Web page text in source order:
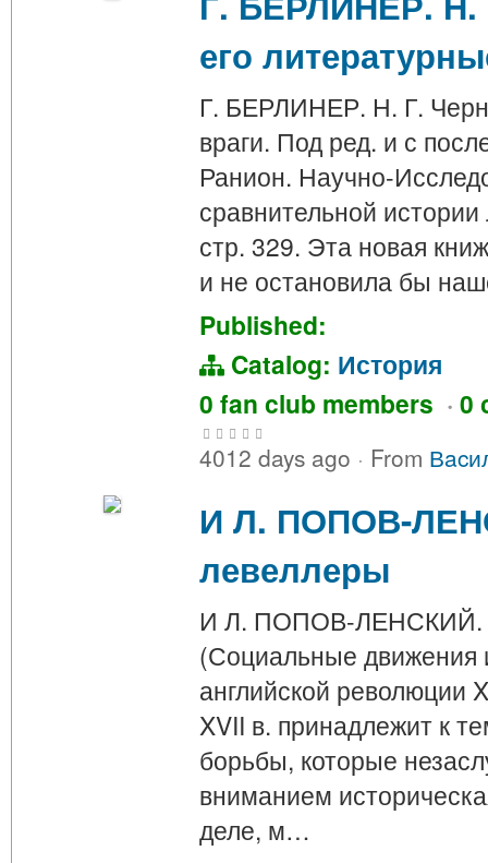
его
Г. БЕРЛИНЕР. Н. Г.
враги. Под ред. и с
Ранион. Научно-
сравнительной
стр. 329. Эта новая
и не остановила бы
Published:
Catalog: История
0 fan club members · 0
4012 days ago · From
И Л. ПОПОВ-
левеллеры
И Л. ПОПОВ-ЛЕНСКИЙ.
(Социальные движения
английской революции
XVII в. принадлежит к
борьбы, которые
вниманием
деле, м…